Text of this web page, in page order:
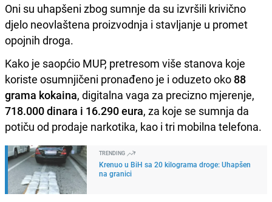
Oni su uhapšeni zbog sumnje da su izvršili krivično
djelo neovlaštena proizvodnja i stavljanje u promet
opojnih droga.
Kako je saopćio MUP, pretresom više stanova koje
koriste osumnjičeni pronađeno je i oduzeto oko 88
grama kokaina, digitalna vaga za precizno mjerenje,
718.000 dinara i 16.290 eura, za koje se sumnja da
potiču od prodaje narkotika, kao i tri mobilna telefona.
TRENDING
Krenuo u BiH sa 20 kilograma droge: Uhapšen
na granici